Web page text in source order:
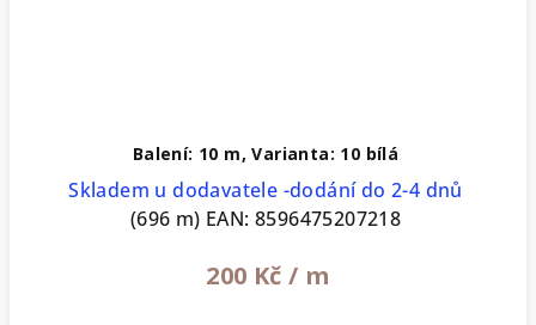
Balení: 10 m, Varianta: 10 bílá
Skladem u dodavatele -dodání do 2-4 dnů
(696 m) EAN: 8596475207218
200 Kč/ m